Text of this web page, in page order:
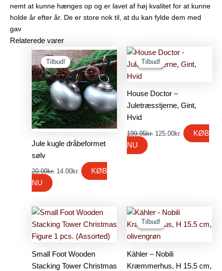
nemt at kunne hænges op og er lavet af høj kvalitet for at kunne
holde år efter år. De er store nok til, at du kan fylde dem med
gav
Relaterede varer
Tilbud!
Tilbud!
Jule kugle dråbeformet
sølv
20.00kr.
Den
oprindelige
pris
var:
20.00kr..
14.00kr.
Den
aktuelle
pris
er:
14.00kr..
KØB
NU
Tilbud!
Tilbud!
House Doctor –
Juletræsstjerne, Gint,
Hvid
199.95kr.
Den
oprindelige
pris
125.00kr.
pris
KØB
NU
Small Foot Wooden
Stacking Tower Christmas
Tilbud!
Tilbud!
Kähler – Nobili
Kræmmerhus, H 15.5 cm,
Den
oprindelige
pris
var:
Den
pris